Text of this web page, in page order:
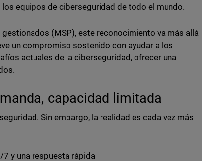
equipos de ciberseguridad de todo el mundo.
(MSP), este reconocimiento va más allá
un compromiso sostenido con ayudar a los
actuales de la ciberseguridad, ofrecer una
capacidad limitada
Sin embargo, la realidad es cada vez más
y una respuesta rápida